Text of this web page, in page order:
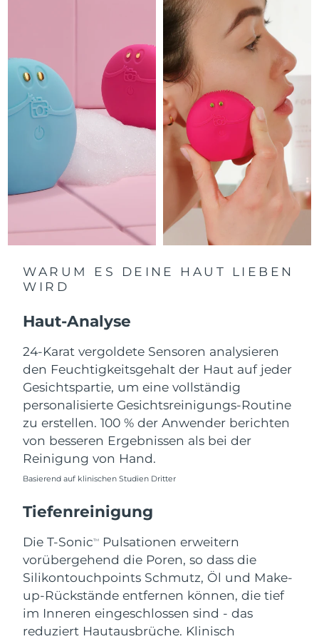
WARUM ES DEINE HAUT LIEBEN
WIRD
Haut-Analyse
24-Karat vergoldete Sensoren analysieren
den Feuchtigkeitsgehalt der Haut auf jeder
Gesichtspartie, um eine vollständig
personalisierte Gesichtsreinigungs-Routine
zu erstellen. 100 % der Anwender berichten
von besseren Ergebnissen als bei der
Reinigung von Hand.
Basierend auf klinischen Studien Dritter
Tiefenreinigung
Die T-SonicTM
Pulsationen erweitern
vorübergehend die Poren, so dass die
Silikontouchpoints Schmutz, Öl und Make-
up-Rückstände entfernen können, die tief
im Inneren eingeschlossen sind - das
reduziert Hautausbrüche. Klinisch
Erwartete Lieferung8/8/26
Erwartete Lieferung 8/8/26
Sonderverwaltungsregion
Macau
Erwartete Lieferung 8/10/26
Malaysia Erwartete Lieferung 8/11/26
Erwartete Lieferung 8/8/26
Mexiko Erwartete Lieferung 8/12/26
Monaco Erwartete Lieferung
Neuseeland
Norwegen
Oman Erwartete Lieferung
Philippinen Erwartete Lieferung
Polen Erwartete Lieferung 8/9/26
Portugal
Réunion Erwartete Lieferung
Rumänien Erwartete Lieferung8/8/26
Russland Erwartete Lieferung